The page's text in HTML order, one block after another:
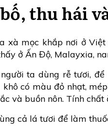
thu hái
xà mọc khắp nơi ở
ở Ấn Độ, Malayxia,
ta dùng rễ tươi,
khô có màu đỏ nhạt,
và buồn nôn. Tính
cả lá tươi để làm